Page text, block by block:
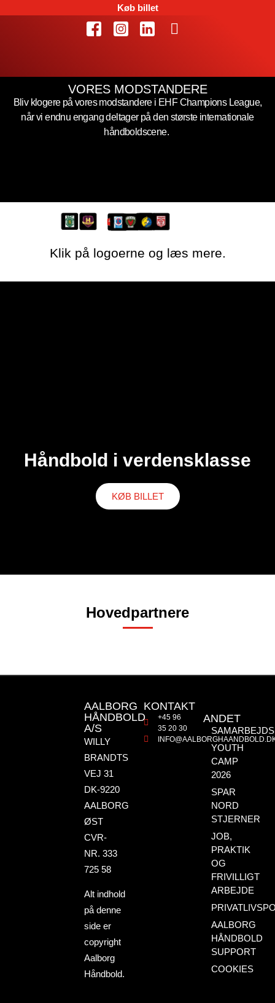
Køb billet
VORES MODSTANDERE
Bliv klogere på vores modstandere i EHF Champions League,
når vi endnu engang deltager på den største internationale
håndboldscene.
Klik på logoerne og læs mere.
Håndbold i verdensklasse
KØB BILLET
Hovedpartnere
AALBORG
HÅNDBOLD
A/S
WILLY
BRANDTS
VEJ 31
DK-9220
AALBORG
ØST
CVR-
NR. 333
725 58
Alt indhold
på denne
side er
copyright
Aalborg
Håndbold.
KONTAKT
+45 96
35 20 30
ANDET
YOUTH
CAMP
2026
SPAR
NORD
STJERNER
JOB,
PRAKTIK
OG
FRIVILLIGT
ARBEJDE
AALBORG
HÅNDBOLD
SUPPORT
COOKIES